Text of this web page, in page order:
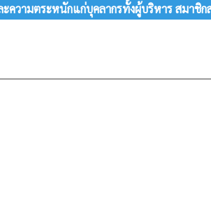
ความตระหนักแก่บุคลากรทั้งผู้บริหาร สมาชิ